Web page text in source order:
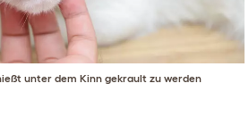
unter dem Kinn gekrault zu werden